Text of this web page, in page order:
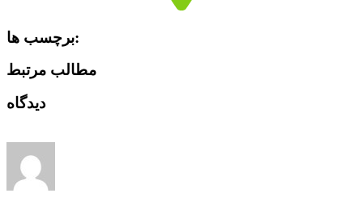
برچسب ها:
مطالب مرتبط
دیدگاه